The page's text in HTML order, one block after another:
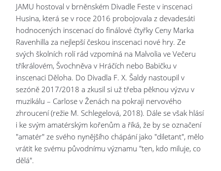
JAMU hostoval v brněnském Divadle Feste v inscenaci
Husina, která se v roce 2016 probojovala z devadesáti
hodnocených inscenací do finálové čtyřky Ceny Marka
Ravenhilla za nejlepší českou inscenaci nové hry. Ze
svých školních rolí rád vzpomíná na Malvolia ve Večeru
tříkrálovém, Švochněva v Hráčích nebo Babičku v
inscenaci Děloha. Do Divadla F. X. Šaldy nastoupil v
sezóně 2017/2018 a zkusil si už třeba pěknou výzvu v
muzikálu – Carlose v Ženách na pokraji nervového
zhroucení (režie M. Schlegelová, 2018). Dále se však hlásí
i ke svým amatérským kořenům a říká, že by se označení
"amatér" ze svého nynějšího chápání jako "diletant", mělo
vrátit ke svému původnímu významu "ten, kdo miluje, co
dělá".